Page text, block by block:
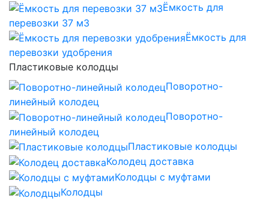
Ёмкость для
перевозки 37 м3
Ёмкость для
перевозки удобрения
Пластиковые колодцы
Поворотно-
линейный колодец
Поворотно-
линейный колодец
Пластиковые колодцы
Колодец доставка
Колодцы с муфтами
Колодцы